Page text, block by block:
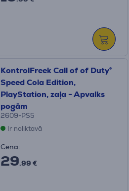
KontrolFreek Call of of Duty®
Speed Cola Edition,
PlayStation, zaļa - Apvalks
pogām
2609-PS5
Ir noliktavā
Cena:
29.99 €